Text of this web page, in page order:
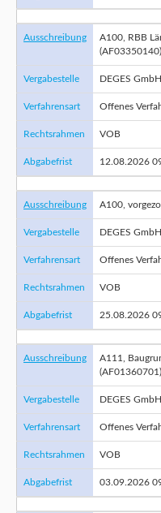
Ausschreibung
A100, RBB
(AF03350140)
Vergabestelle DEGES GmbH
Verfahrensart Offenes
Rechtsrahmen VOB
Abgabefrist 12.08.2026
Ausschreibung A100,
Vergabestelle DEGES GmbH
Verfahrensart Offenes
Rechtsrahmen VOB
Abgabefrist 25.08.2026
Ausschreibung
A111,
(AF01360701)
Vergabestelle DEGES GmbH
Verfahrensart Offenes
Rechtsrahmen VOB
Abgabefrist 03.09.2026